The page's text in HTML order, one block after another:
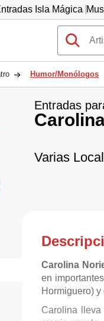
Isla Mágica
Humor/Monólogos
Entradas
Varias
Carolina
en
Hormiguero)
Carolina